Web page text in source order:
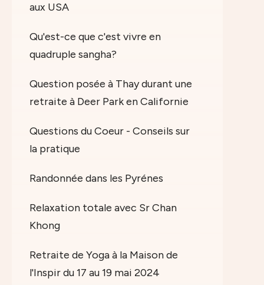
aux USA
Qu'est-ce que c'est vivre en
quadruple sangha?
Question posée à Thay durant une
retraite à Deer Park en Californie
Questions du Coeur - Conseils sur
la pratique
Randonnée dans les Pyrénes
Relaxation totale avec Sr Chan
Khong
Retraite de Yoga à la Maison de
l'Inspir du 17 au 19 mai 2024